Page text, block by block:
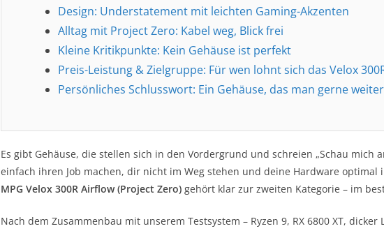
Design: Understatement mit leichten Gaming-Akzenten
Alltag mit Project Zero: Kabel weg, Blick frei
Kleine Kritikpunkte: Kein Gehäuse ist perfekt
Preis-Leistung & Zielgruppe: Für wen lohnt sich das Velox
Persönliches Schlusswort: Ein Gehäuse, das man gerne
Es gibt Gehäuse, die stellen sich in den Vordergrund und schreien „Schau mich
einfach ihren Job machen, dir nicht im Weg stehen und deine Hardware optimal
MPG Velox 300R Airflow (Project Zero) gehört klar zur zweiten Kategorie – im
Nach dem Zusammenbau mit unserem Testsystem – Ryzen 9, RX 6800 XT,